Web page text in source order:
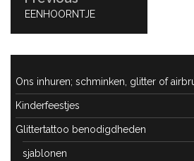
PREVIOUS
EENHOORNTJE
Ons inhuren; schminken, glitter of
Kinderfeestjes
Glittertattoo benodigdheden
sjablonen